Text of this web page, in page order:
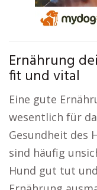
Ernährung
fit und vital
Eine gute
wesentlich für
Gesundheit des
sind häufig
Hund gut tut